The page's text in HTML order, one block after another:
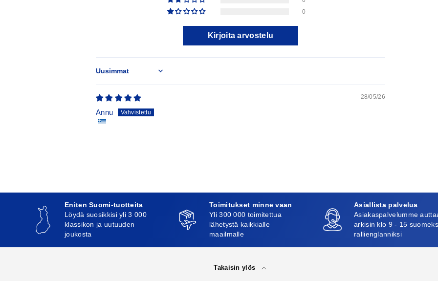
0
Kirjoita arvostelu
Sort by
28/05/26
Annu
Eniten Suomi-tuotteita
Löydä suosikkisi yli 3 000
klassikon ja uutuuden
joukosta
Toimitukset minne vaan
Yli 300 000 toimitettua
lähetystä kaikkialle
maailmalle
Asiallista palvelua
Asiakaspalvelumme
arkisin klo 9 - 15
rallienglanniksi
Takaisin ylös